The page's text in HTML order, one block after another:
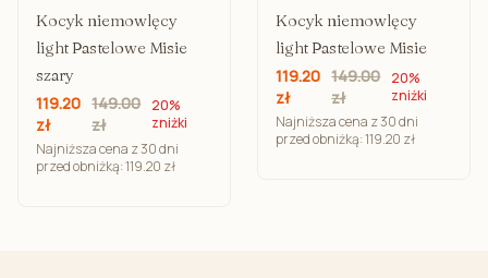
Kocyk niemowlęcy
light Pastelowe Misie
szary
119.20
zł
149.00
zł
20%
zniżki
Najniższa cena z 30 dni
przed obniżką: 119.20 zł
Kocyk niemowlęcy
light Pastelowe Misie
119.20
zł
149.00
zł
20%
zniżki
Najniższa cena z 30 dni
przed obniżką: 119.20 zł